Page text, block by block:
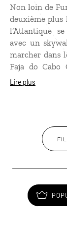
Non loin de
deuxième plus
l’Atlantique
avec un
marcher dans
Faja do Cabo
cultivé par des
Lire plus